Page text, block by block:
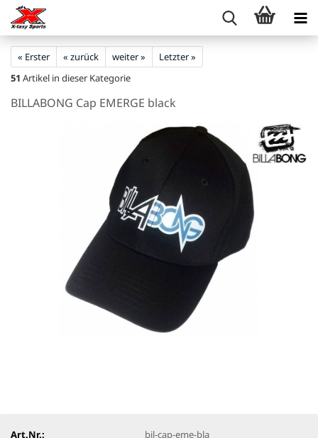
« Erster « zurück weiter »
Letzter »
51 Artikel in dieser Kategorie
BILLABONG Cap EMERGE black
Art.Nr.:
bil-cap-eme-bla